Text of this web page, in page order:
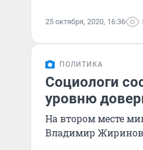
25 октября, 2020, 16:36
ПОЛИТИКА
Социологи
уровню
На втором месте
Владимир